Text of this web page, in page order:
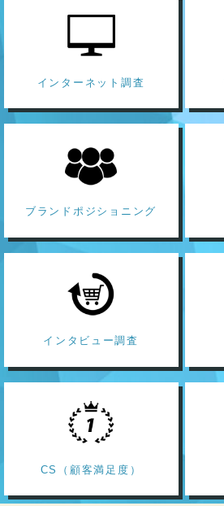
インターネット調査
ブランドポジショニング
インタビュー調査
CS（顧客満足度）